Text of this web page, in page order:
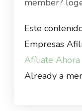
member?
Este
Empresas
Afíliate Ahora
Already a